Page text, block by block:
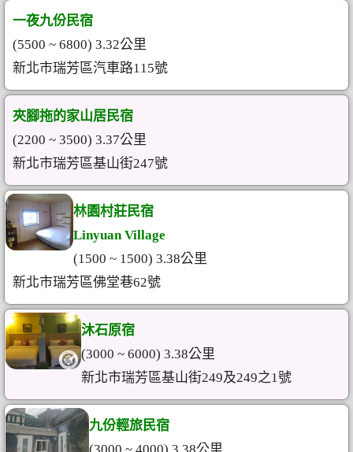
一夜九份民宿
(5500 ~ 6800) 3.32公里
新北市瑞芳區汽車路115號
夾腳拖的家山居民宿
(2200 ~ 3500) 3.37公里
新北市瑞芳區基山街247號
林園村莊民宿
Linyuan Village
(1500 ~ 1500) 3.38公里
新北市瑞芳區佛堂巷62號
沐石原宿
(3000 ~ 6000) 3.38公里
新北市瑞芳區基山街249及249之1號
九份輕旅民宿